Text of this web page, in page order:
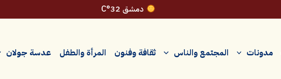
دمشق 32°C
مدونات المجتمع والناس ثقافة وفنون المرأة والطفل عدسة جولان